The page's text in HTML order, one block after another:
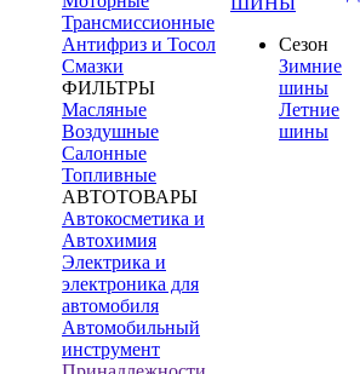
Трансмиссионные
Антифриз и Тосол
Смазки
ФИЛЬТРЫ
Масляные
Воздушные
Салонные
Топливные
АВТОТОВАРЫ
Автокосметика и
Автохимия
Электрика и
электроника для
автомобиля
Автомобильный
инструмент
Сезон
Зимние
шины
Летние
шины